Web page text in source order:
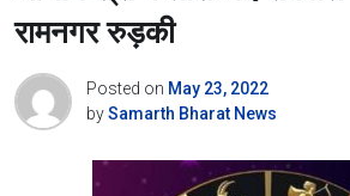
रामनगर रुड़की
Posted on May 23, 2022
bySamarth Bharat News